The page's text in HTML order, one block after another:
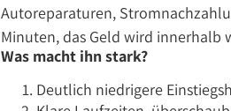
Autoreparaturen,
Minuten, das Geld wird innerhalb
Was macht ihn stark?
Deutlich niedrigere